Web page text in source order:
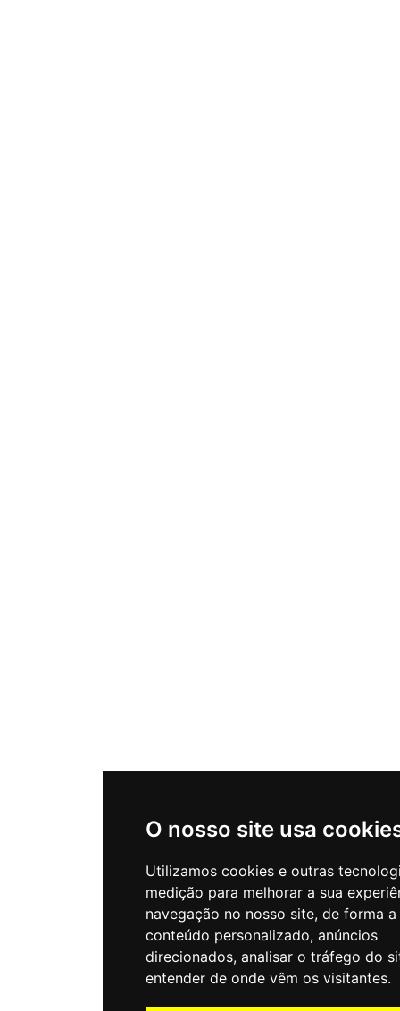
O nosso site usa
Utilizamos cookies e outras
medição para melhorar a sua
navegação no nosso site, de forma
conteúdo personalizado, anúncios
direcionados, analisar o tráfego do
entender de onde vêm os visitantes.